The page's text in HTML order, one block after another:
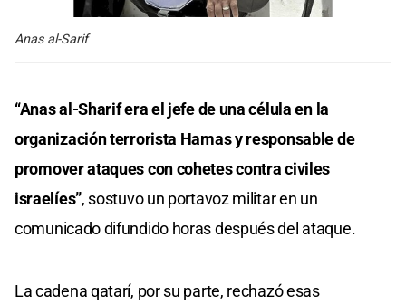
Anas al-Sarif
“Anas al-Sharif era el jefe de una célula en la
organización terrorista Hamas y responsable de
promover ataques con cohetes contra civiles
israelíes”, sostuvo un portavoz militar en un
comunicado difundido horas después del ataque.
La cadena qatarí, por su parte, rechazó esas